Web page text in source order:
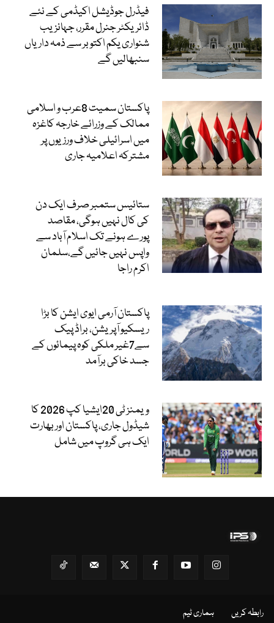
فیڈرل جوڈیشل اکیڈمی کے نئے
ڈائریکٹر جنرل مقرر، جہانزیب
شنواری یکم اکتوبر سے ذمہ داریاں
سنبھالیں گے
پاکستان سمیت 8عرب و اسلامی
ممالک کے وزرائے خارجہ کاغزہ
میں اسرائیلی خلاف ورزیوں پر
مشترکہ اعلامیہ جاری
ستائیس ستمبر صرف ایک دن
کی کال نہیں ہوگی، مقاصد
پورے ہونے تک اسلام آباد سے
واپس نہیں جائیں گے،سلمان
اکرم راجا
پاکستان آرمی ایوی ایشن کا بڑا
ریسکیو آپریشن، براڈ پیک
سے7غیر ملکی کوہ پیمائوں کے
جسد خاکی برآمد
ویمنز ٹی 20ایشیا کپ 2026 کا
شیڈول جاری، پاکستان اور بھارت
ایک ہی گروپ میں شامل
رابطہ کریں ہماری ٹیم